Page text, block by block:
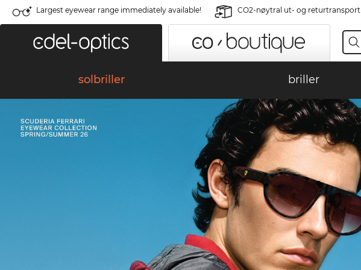
Largest eyewear range immediately available! CO2-nøytral ut- og returtransport
solbriller briller